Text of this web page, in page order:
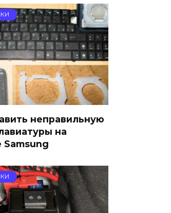
неправильную
на
Samsung